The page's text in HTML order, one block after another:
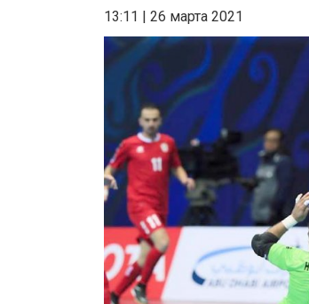
13:11 26 марта 2021